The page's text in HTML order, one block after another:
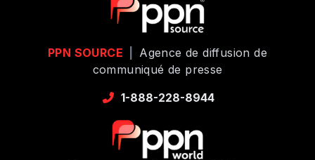
PPN SOURCE
Agence de diffusion de
communiqué de presse
1-888-228-8944